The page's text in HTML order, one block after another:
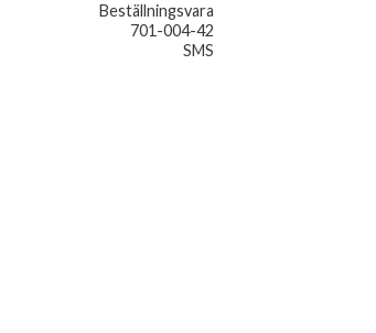
Beställningsvara
701-004-42
SMS